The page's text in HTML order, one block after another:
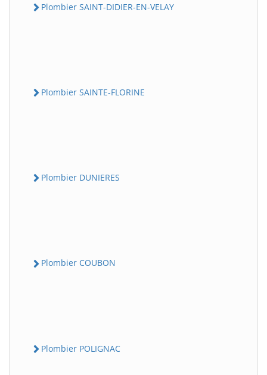
Plombier SAINT-DIDIER-EN-VELAY
Plombier SAINTE-FLORINE
Plombier DUNIERES
Plombier COUBON
Plombier POLIGNAC